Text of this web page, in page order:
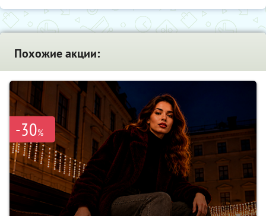
Похожие акции:
-30%